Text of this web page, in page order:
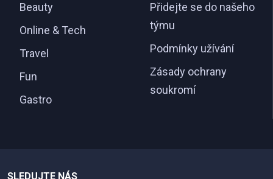
Beauty
Online & Tech
Travel
Fun
Gastro
Přidejte se do našeho
týmu
Podmínky užívání
Zásady ochrany
soukromí
SLEDUJTE NÁS